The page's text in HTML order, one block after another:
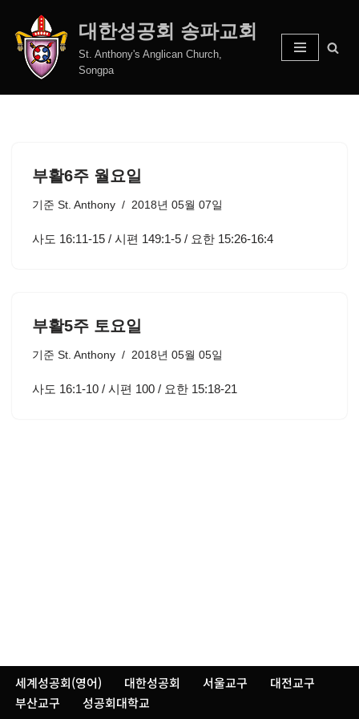
콘
대한성공회 송파교회
St. Anthony's Anglican Church,
Songpa
부활6주 월요일
기준 St. Anthony 2018년 05월 07일
사도 16:11-15 / 시편 149:1-5 / 요한 15:26-16:4
부활5주 토요일
기준 St. Anthony 2018년 05월 05일
사도 16:1-10 / 시편 100 / 요한 15:18-21
세계성공회(영어) 대한성공회 서울교구
대전교구
부산교구
성공회대학교